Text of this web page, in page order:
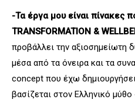
-Τα έργα μου είναι πίνακες
TRANSFORMATION &
προβάλλει την αξιοσημείωτη
μέσα από τα όνειρα και τα
concept που έχω
βασίζεται στον Ελληνικό